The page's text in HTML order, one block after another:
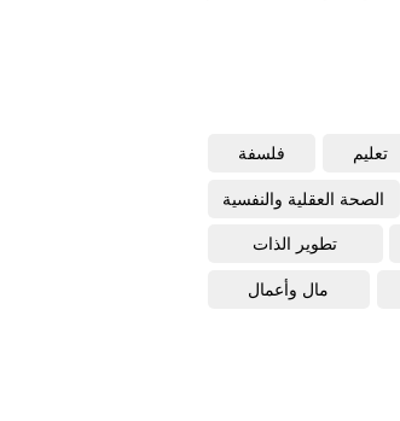
تعليم فلسفة
الصحة العقلية والنفسية
تطوير الذات
مال وأعمال